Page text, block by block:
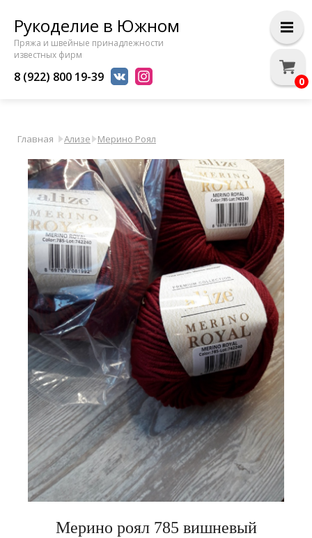
Рукоделие в Южном
Пряжа и швейные принадлежности
известных фирм
8 (922) 800 19-39
Главная Ализе Мерино Роял
Мерино роял 785 вишневый
0